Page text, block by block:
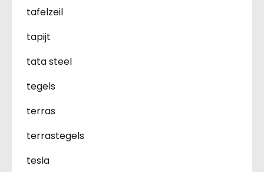
tafelzeil
tapijt
tata steel
tegels
terras
terrastegels
tesla